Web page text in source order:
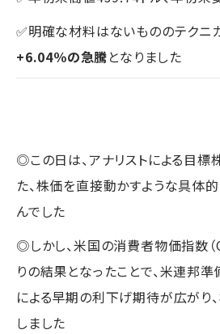
✅明確な材料はないもののテクニ
+6.04％の急騰となりました
◎この日は、アナリストによる目標
た、株価を直接動かすような具体
んでした
◎しかし、米国の消費者物価指数
りの結果となったことで、米連邦準
による早期の利下げ期待が広がり
しました